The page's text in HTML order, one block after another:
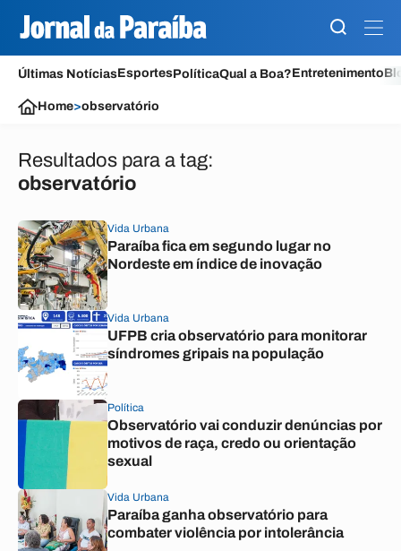
Últimas NotíciasEsportesPolíticaQual a Boa?Entretenimento
Home>observatório
Resultados para a tag:
observatório
Vida Urbana
Paraíba fica em segundo lugar no
Nordeste em índice de inovação
Vida Urbana
UFPB cria observatório para monitorar
síndromes gripais na população
Política
Observatório vai conduzir denúncias por
motivos de raça, credo ou orientação
sexual
Vida Urbana
Paraíba ganha observatório para
combater violência por intolerância